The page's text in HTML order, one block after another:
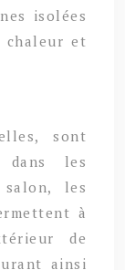
isolées
chaleur et
sont
dans les
les
à
de
ainsi